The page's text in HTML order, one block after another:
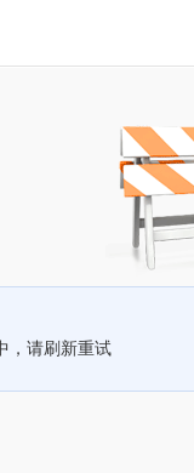
，请刷新重试